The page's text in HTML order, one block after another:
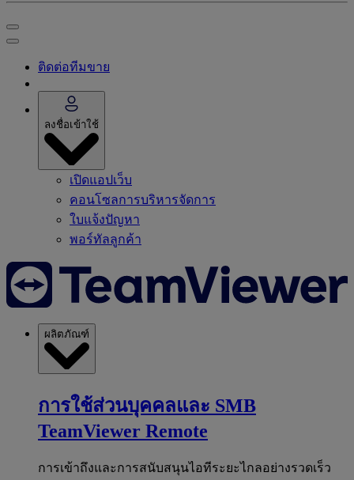
ติดต่อทีมขาย
ลงชื่อเข้าใช้
เปิดแอปเว็บ
คอนโซลการบริหารจัดการ
ใบแจ้งปัญหา
พอร์ทัลลูกค้า
ผลิตภัณฑ์
การใช้ส่วนบุคคลและ SMB
TeamViewer Remote
การเข้าถึงและการสนับสนุนไอทีระยะไกลอย่างรวดเร็ว